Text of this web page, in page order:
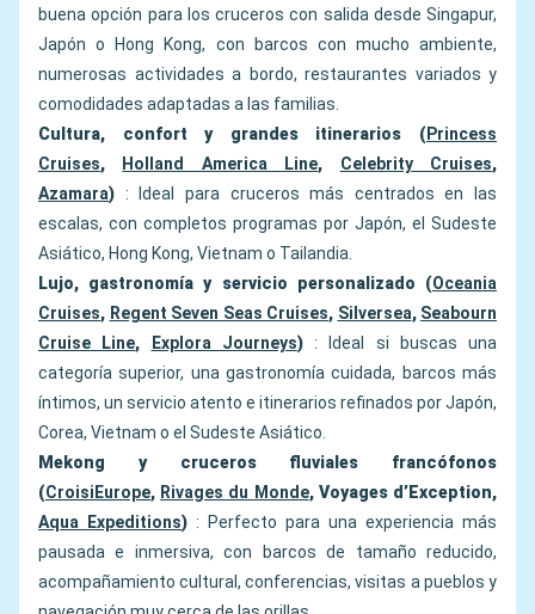
buena opción para los cruceros con salida desde Singapur,
Japón o Hong Kong, con barcos con mucho ambiente,
numerosas actividades a bordo, restaurantes variados y
comodidades adaptadas a las familias.
Cultura, confort y grandes itinerarios (Princess
Cruises, Holland America Line, Celebrity Cruises,
Azamara) : Ideal para cruceros más centrados en las
escalas, con completos programas por Japón, el Sudeste
Asiático, Hong Kong, Vietnam o Tailandia.
Lujo, gastronomía y servicio personalizado (Oceania
Cruises, Regent Seven Seas Cruises, Silversea, Seabourn
Cruise Line, Explora Journeys): Ideal si buscas una
categoría superior, una gastronomía cuidada, barcos más
íntimos, un servicio atento e itinerarios refinados por Japón,
Corea, Vietnam o el Sudeste Asiático.
Mekong y cruceros fluviales francófonos
(CroisiEurope, Rivages du Monde, Voyages d’Exception,
Aqua Expeditions) : Perfecto para una experiencia más
pausada e inmersiva, con barcos de tamaño reducido,
acompañamiento cultural, conferencias, visitas a pueblos y